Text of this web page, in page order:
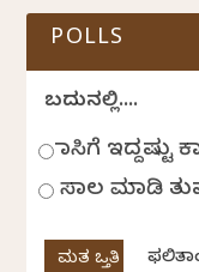
POLLS
ಬದುಕಿನಲ್ಲಿ....
ಹಾಸಿಗೆ ಇದ್ದಷ್ಟು
ಸಾಲ ಮಾಡಿ